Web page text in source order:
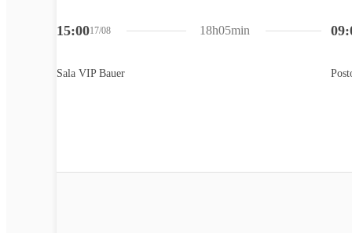
15:0017/08
Sala VIP Bauer
18h05min